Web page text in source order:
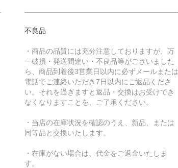
不良品
・商品の品質には充分注意しておりますが、万
一破損・発送間違い・不良品等がございました
ら、商品到着後3営業日以内に必ずメールまたは
電話でご連絡いただき7日以内にご返品くださ
い。それを過ぎますと返品・交換はお受けでき
なくなりますことを、ご了承ください。
・当店の在庫状況を確認のうえ、新品、または
同等品と交換いたします。
・在庫がない場合は、代金をご返金いたしま
す。